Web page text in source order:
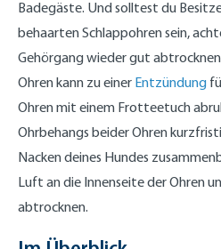
Badegäste. Und solltest du
behaarten Schlappohren sein,
Gehörgang wieder gut abtrocknen
Ohren kann zu einer Entzündung
Ohren mit einem Frotteetuch
Ohrbehangs beider Ohren
Nacken deines Hundes
Luft an die Innenseite der Ohren
abtrocknen.